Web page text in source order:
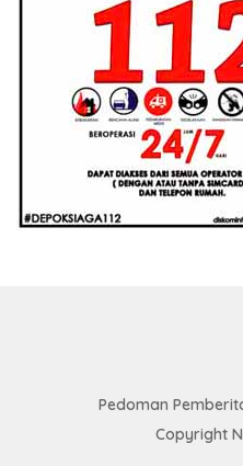
Pedoman
Copyright